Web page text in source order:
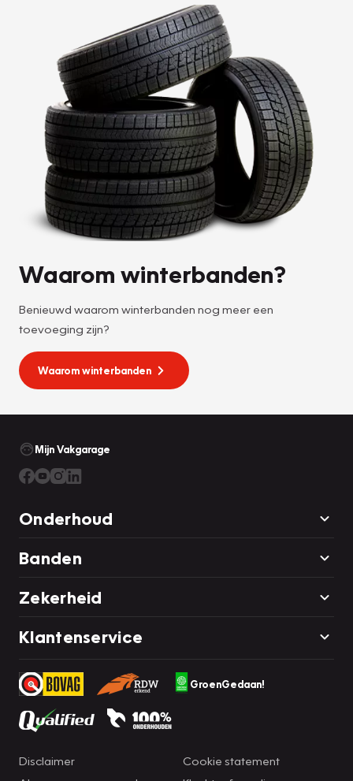
Waarom winterbanden?
Benieuwd waarom winterbanden nog meer een
toevoeging zijn?
Waarom winterbanden
Mijn Vakgarage
Onderhoud
Banden
Zekerheid
Klantenservice
GroenGedaan!
Disclaimer
Cookie statement